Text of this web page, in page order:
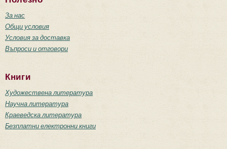
За нас
Общи условия
Условия за доставка
Въпроси и отговори
Книги
Художествена литература
Научна литература
Краеведска литература
Безплатни електронни книги